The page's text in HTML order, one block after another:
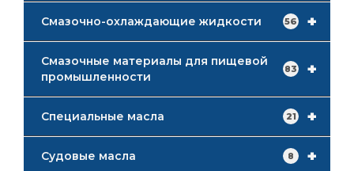
+
Смазочно-охлаждающие жидкости 56
+
Смазочные материалы для пищевой
промышленности
83
+
Специальные масла 21
+
Судовые масла 8